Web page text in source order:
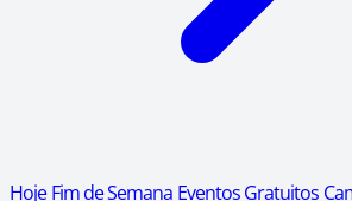
Hoje Fim de Semana Eventos Gratuitos